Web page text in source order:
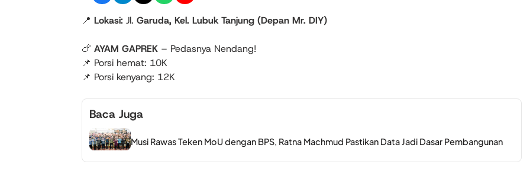
📍 Lokasi: Jl. Garuda, Kel. Lubuk Tanjung (Depan Mr. DIY)
🍗 AYAM GAPREK – Pedasnya Nendang!
📌 Porsi hemat: 10K
📌 Porsi kenyang: 12K
Baca Juga
Musi Rawas Teken MoU dengan BPS, Ratna Machmud Pastikan Data Jadi Dasar Pembangunan